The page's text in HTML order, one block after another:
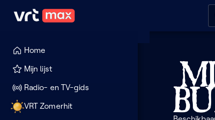
Naar hoofdinhoud
Home
Mijn lijst
Radio- en TV-gids
VRT Zomerhit